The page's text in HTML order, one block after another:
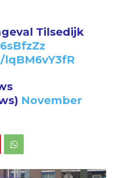
Tilsedijk
November